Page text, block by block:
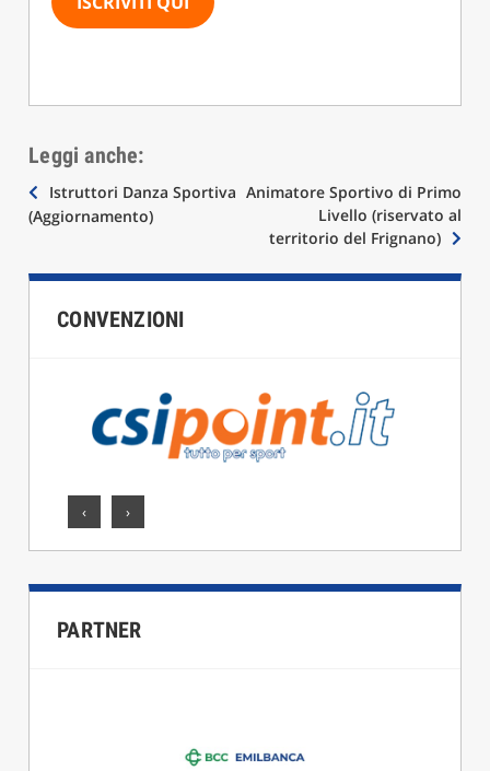
Leggi anche:
Navigazione
articoli
Istruttori Danza Sportiva
(Aggiornamento)
Animatore Sportivo di Primo
Livello (riservato al
territorio del Frignano)
CONVENZIONI
‹ ›
PARTNER